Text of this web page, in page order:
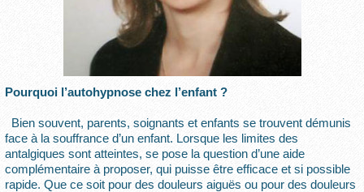
Pourquoi l’autohypnose chez l’enfant ?
Bien souvent, parents, soignants et enfants se trouvent démunis
face à la souffrance d’un enfant. Lorsque les limites des
antalgiques sont atteintes, se pose la question d’une aide
complémentaire à proposer, qui puisse être efficace et si possible
rapide. Que ce soit pour des douleurs aiguës ou pour des douleurs